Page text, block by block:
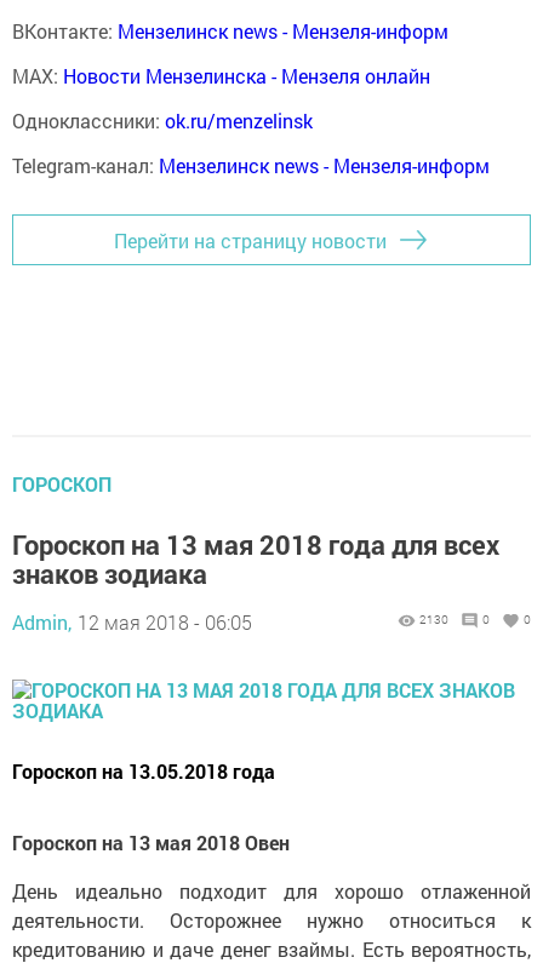
ВКонтакте: Мензелинск news - Мензеля-информ
MAX: Новости Мензелинска - Мензеля онлайн
Одноклассники: ok.ru/menzelinsk
Telegram-канал: Мензелинск news - Мензеля-информ
Перейти на страницу новости
ГОРОСКОП
Гороскоп на 13 мая 2018 года для всех
знаков зодиака
Admin, 12 мая 2018 - 06:05 2130 0 0
Гороскоп на 13.05.2018 года
Гороскоп на 13 мая 2018 Овен
День идеально подходит для хорошо отлаженной
деятельности. Осторожнее нужно относиться к
кредитованию и даче денег взаймы. Есть вероятность,